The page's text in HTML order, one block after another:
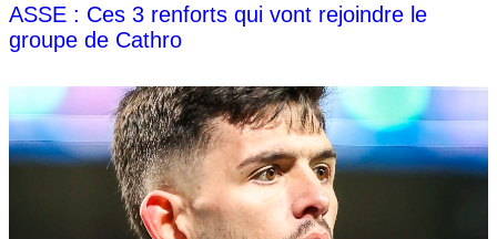
ASSE : Ces 3 renforts qui vont rejoindre le
groupe de Cathro